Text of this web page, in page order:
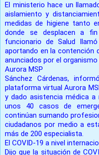
El ministerio hace un
aislamiento y
medidas de higiene tanto
donde se desplacen a
funcionario de Salud
aportando en la contención
anunciados por el organismo
Aurora MSP
Sánchez Cárdenas,
plataforma virtual Aurora
y dado asistencia médica
unos 40 casos de
continúan sumando
ciudadanos por medio a
más de 200 especialista.
El COVID-19 a nivel
Dijo que la situación de